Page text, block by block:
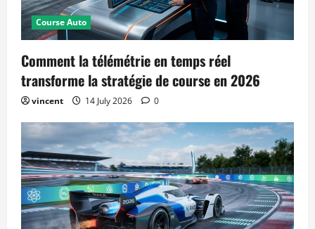
Course Auto
Comment la télémétrie en temps réel
transforme la stratégie de course en 2026
vincent 14 July 2026 0